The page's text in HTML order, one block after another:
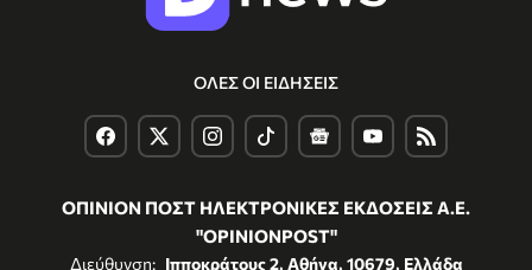
ΟΛΕΣ ΟΙ ΕΙΔΗΣΕΙΣ
ΟΠΙΝΙΟΝ ΠΟΣΤ ΗΛΕΚΤΡΟΝΙΚΕΣ ΕΚΔΟΣΕΙΣ Α.Ε.
"OPINIONPOST"
Διεύθυνση: Ιπποκράτους 2, Αθήνα, 10679, Ελλάδα